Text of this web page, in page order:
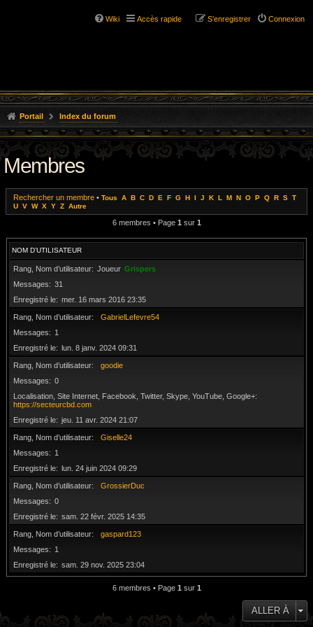
Wiki Accès rapide Connexion
S’enregistrer
Portail Index du forum
Membres
Rechercher un membre • Tous A B C D E F G H I J K L M N O P Q R S T
U V W X Y Z Autre
6 membres • Page 1 sur 1
NOM D’UTILISATEUR
Rang, Nom d’utilisateur Joueur Grispers
Messages
31
Enregistré le
mer. 16 mars 2016 23:35
Rang, Nom d’utilisateur
GabrielLefevre54
Messages
1
Enregistré le
lun. 8 janv. 2024 09:31
Rang, Nom d’utilisateur
goodie
Messages
0
Localisation, Site Internet, Facebook, Twitter, Skype, YouTube, Google+
https://secteurcbd.com
Enregistré le
jeu. 11 avr. 2024 21:07
Rang, Nom d’utilisateur
Giselle24
Messages
1
Enregistré le
lun. 24 juin 2024 09:29
Rang, Nom d’utilisateur
GrossierDuc
Messages
0
Enregistré le
sam. 22 févr. 2025 14:35
Rang, Nom d’utilisateur
gaspard123
Messages
1
Enregistré le
sam. 29 nov. 2025 23:04
6 membres • Page 1 sur 1
ALLER À